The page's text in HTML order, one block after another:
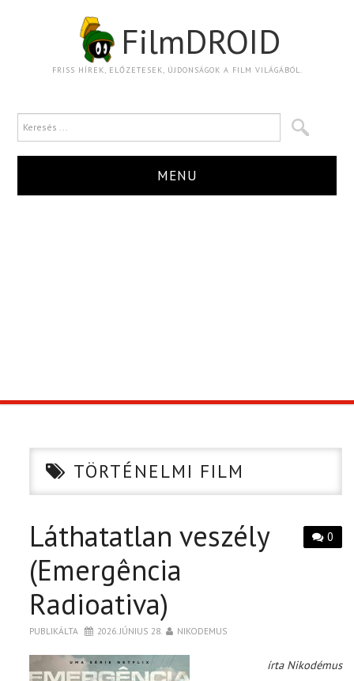
FilmDROID
FRISS HÍREK, ELŐZETESEK, ÚJDONSÁGOK A FILM VILÁGÁBÓL.
MENU
CIKK
PÓLÓ RENDELÉS
TÖRTÉNELMI FILM
0
Láthatatlan veszély
(Emergência
Radioativa)
PUBLIKÁLTA 2026. JÚNIUS 28. NIKODEMUS
írta Nikodémus